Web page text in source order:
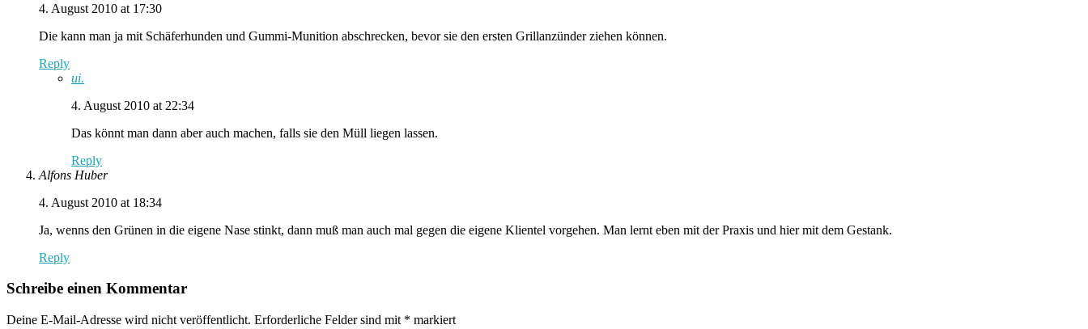
4. August 2010 at 17:30
Die kann man ja mit Schäferhunden und Gummi-Munition abschrecken, bevor sie den ersten Grillanzünder ziehen können.
Reply
ui.
4. August 2010 at 22:34
Das könnt man dann aber auch machen, falls sie den Müll liegen lassen.
Reply
Alfons Huber
4. August 2010 at 18:34
Ja, wenns den Grünen in die eigene Nase stinkt, dann muß man auch mal gegen die eigene Klientel vorgehen. Man lernt eben mit der Praxis und hier mit dem Gestank.
Reply
Schreibe einen Kommentar
Deine E-Mail-Adresse wird nicht veröffentlicht. Erforderliche Felder sind mit * markiert